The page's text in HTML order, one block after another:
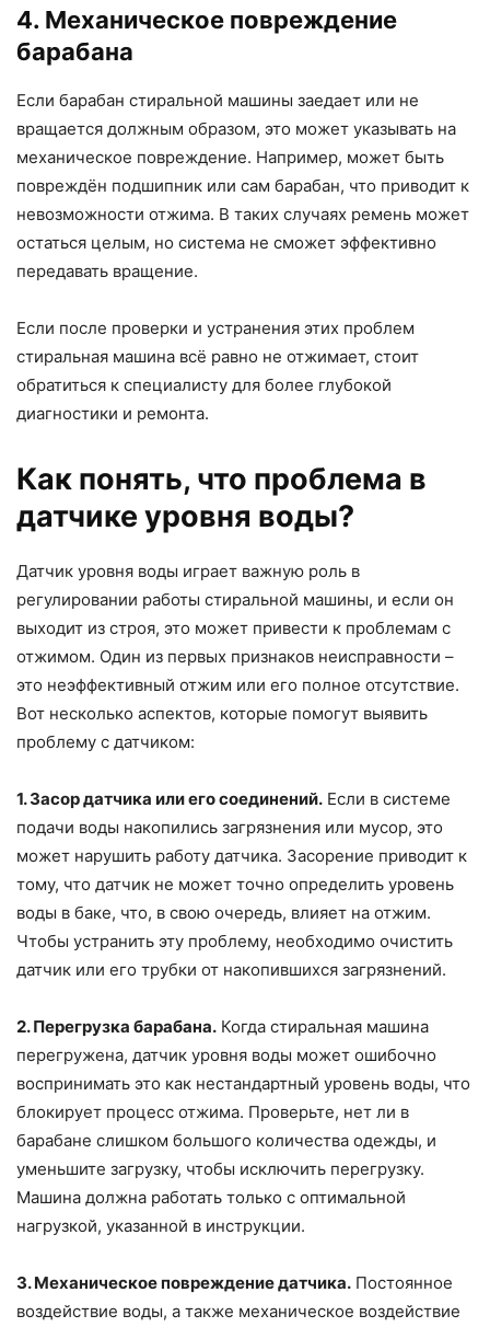
4. Механическое повреждение
барабана
Если барабан стиральной машины заедает или не
вращается должным образом, это может указывать на
механическое повреждение. Например, может быть
повреждён подшипник или сам барабан, что приводит к
невозможности отжима. В таких случаях ремень может
остаться целым, но система не сможет эффективно
передавать вращение.
Если после проверки и устранения этих проблем
стиральная машина всё равно не отжимает, стоит
обратиться к специалисту для более глубокой
диагностики и ремонта.
Как понять, что проблема в
датчике уровня воды?
Датчик уровня воды играет важную роль в
регулировании работы стиральной машины, и если он
выходит из строя, это может привести к проблемам с
отжимом. Один из первых признаков неисправности –
это неэффективный отжим или его полное отсутствие.
Вот несколько аспектов, которые помогут выявить
проблему с датчиком:
1. Засор датчика или его соединений. Если в системе
подачи воды накопились загрязнения или мусор, это
может нарушить работу датчика. Засорение приводит к
тому, что датчик не может точно определить уровень
воды в баке, что, в свою очередь, влияет на отжим.
Чтобы устранить эту проблему, необходимо очистить
датчик или его трубки от накопившихся загрязнений.
2. Перегрузка барабана. Когда стиральная машина
перегружена, датчик уровня воды может ошибочно
воспринимать это как нестандартный уровень воды, что
блокирует процесс отжима. Проверьте, нет ли в
барабане слишком большого количества одежды, и
уменьшите загрузку, чтобы исключить перегрузку.
Машина должна работать только с оптимальной
нагрузкой, указанной в инструкции.
3. Механическое повреждение датчика. Постоянное
воздействие воды, а также механическое воздействие